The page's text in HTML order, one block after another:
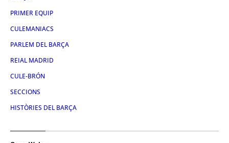
PRIMER EQUIP
CULEMANIACS
PARLEM DEL BARÇA
REIAL MADRID
CULE-BRÓN
SECCIONS
HISTÒRIES DEL BARÇA